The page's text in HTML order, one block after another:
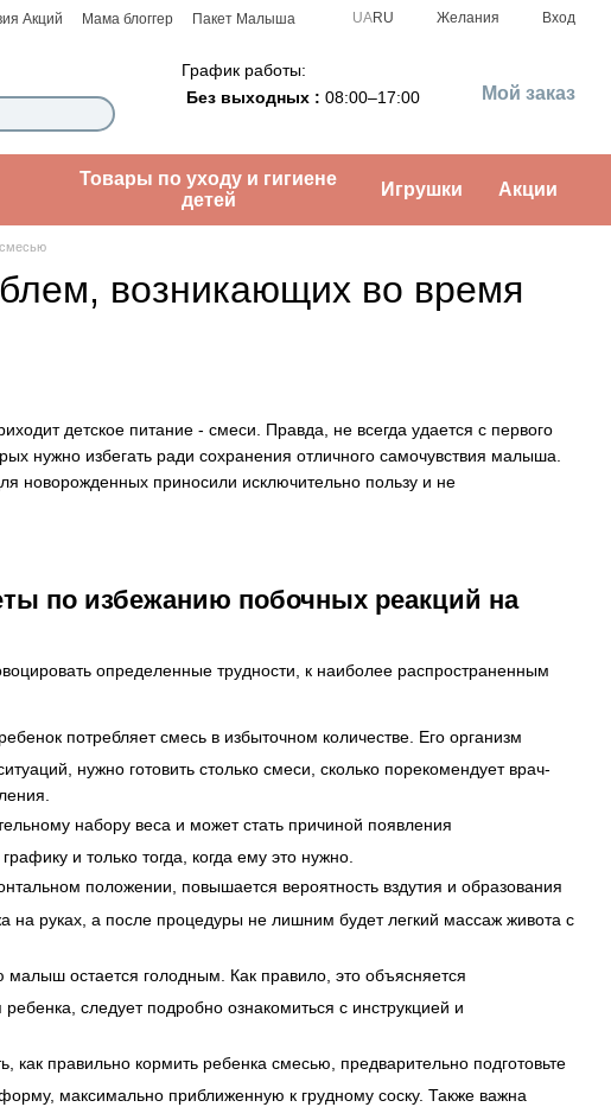
Акций Мама блоггер
Пакет Малыша
UARU Желания Вход
График работы:
Без выходных : 08:00–17:00 Мой заказ
Товары по уходу и гигиене
детей
Игрушки Акции
смесью
возникающих во время
детское питание - смеси. Правда, не всегда удается с первого
нужно избегать ради сохранения отличного самочувствия малыша.
новорожденных приносили исключительно пользу и не
по избежанию побочных реакций на
определенные трудности, к наиболее распространенным
потребляет смесь в избыточном количестве. Его организм
нужно готовить столько смеси, сколько порекомендует врач-
набору веса и может стать причиной появления
и только тогда, когда ему это нужно.
положении, повышается вероятность вздутия и образования
на руках, а после процедуры не лишним будет легкий массаж живота с
остается голодным. Как правило, это объясняется
следует подробно ознакомиться с инструкцией и
как правильно кормить ребенка смесью, предварительно подготовьте
максимально приближенную к грудному соску. Также важна